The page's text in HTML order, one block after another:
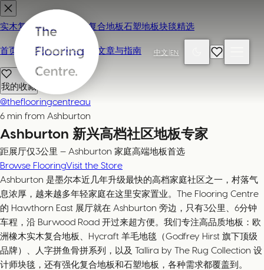
中文 |EN
实木复合地板 强化复合地板石塑地板块毯精选
首页 联系我们 / 来店参观 文章与指南
我的收藏
@theflooringcentreau
6 min from Ashburton
Ashburton 新兴高档社区地板专家
距展厅仅3公里 — Ashburton 家庭高端地板首选
Browse FlooringVisit the Store
Ashburton 是墨尔本近几年升级最快的高档家庭社区之一，村落气
息浓厚，越来越多年轻家庭在这里安家置业。The Flooring Centre
的 Hawthorn East 展厅就在 Ashburton 旁边，只有3公里、6分钟
车程，沿 Burwood Road 开过来超方便。我们专注高品质地板：欧
洲橡木实木复合地板、Hycraft 羊毛地毯（Godfrey Hirst 旗下顶级
品牌）、人字拼鱼骨拼系列，以及 Tallira by The Rug Collection 设
计师块毯，还有强化复合地板和石塑地板，各种需求都覆盖到。